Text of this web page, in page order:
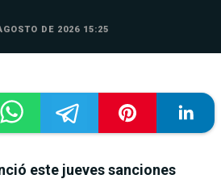
DE 2026 15:25
este jueves sanciones